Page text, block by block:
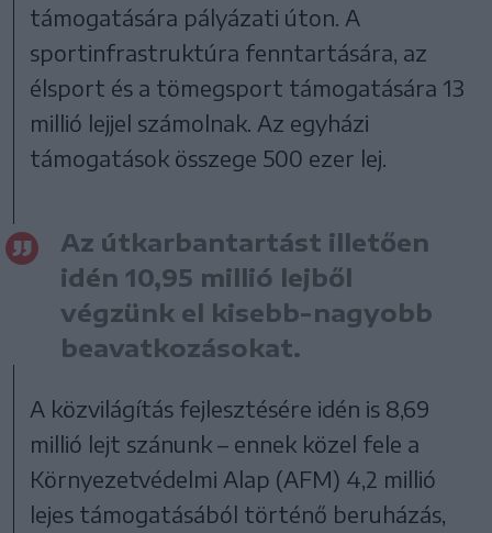
támogatására pályázati úton. A
sportinfrastruktúra fenntartására, az
élsport és a tömegsport támogatására 13
millió lejjel számolnak. Az egyházi
támogatások összege 500 ezer lej.
Az útkarbantartást illetően
idén 10,95 millió lejből
végzünk el kisebb-nagyobb
beavatkozásokat.
A közvilágítás fejlesztésére idén is 8,69
millió lejt szánunk – ennek közel fele a
Környezetvédelmi Alap (AFM) 4,2 millió
lejes támogatásából történő beruházás,